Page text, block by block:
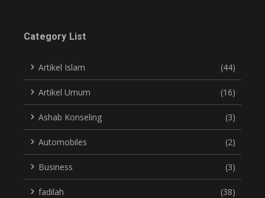
Category List
Artikel Islam (44)
Artikel Umum (16)
Ashab Konseling (3)
Automobiles (2)
Business (3)
fadilah (38)